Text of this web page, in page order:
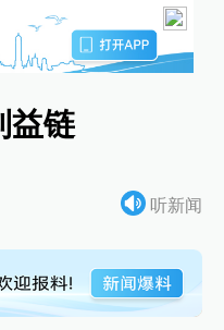
益链
听新闻